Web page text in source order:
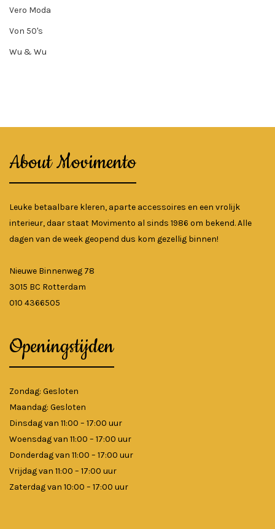
Vero Moda
Von 50's
Wu & Wu
About Movimento
Leuke betaalbare kleren, aparte accessoires en een vrolijk
interieur, daar staat Movimento al sinds 1986 om bekend. Alle
dagen van de week geopend dus kom gezellig binnen!
Nieuwe Binnenweg 78
3015 BC Rotterdam
010 4366505
Openingstijden
Zondag: Gesloten
Maandag: Gesloten
Dinsdag van 11:00 – 17:00 uur
Woensdag van 11:00 – 17:00 uur
Donderdag van 11:00 – 17:00 uur
Vrijdag van 11:00 – 17:00 uur
Zaterdag van 10:00 – 17:00 uur